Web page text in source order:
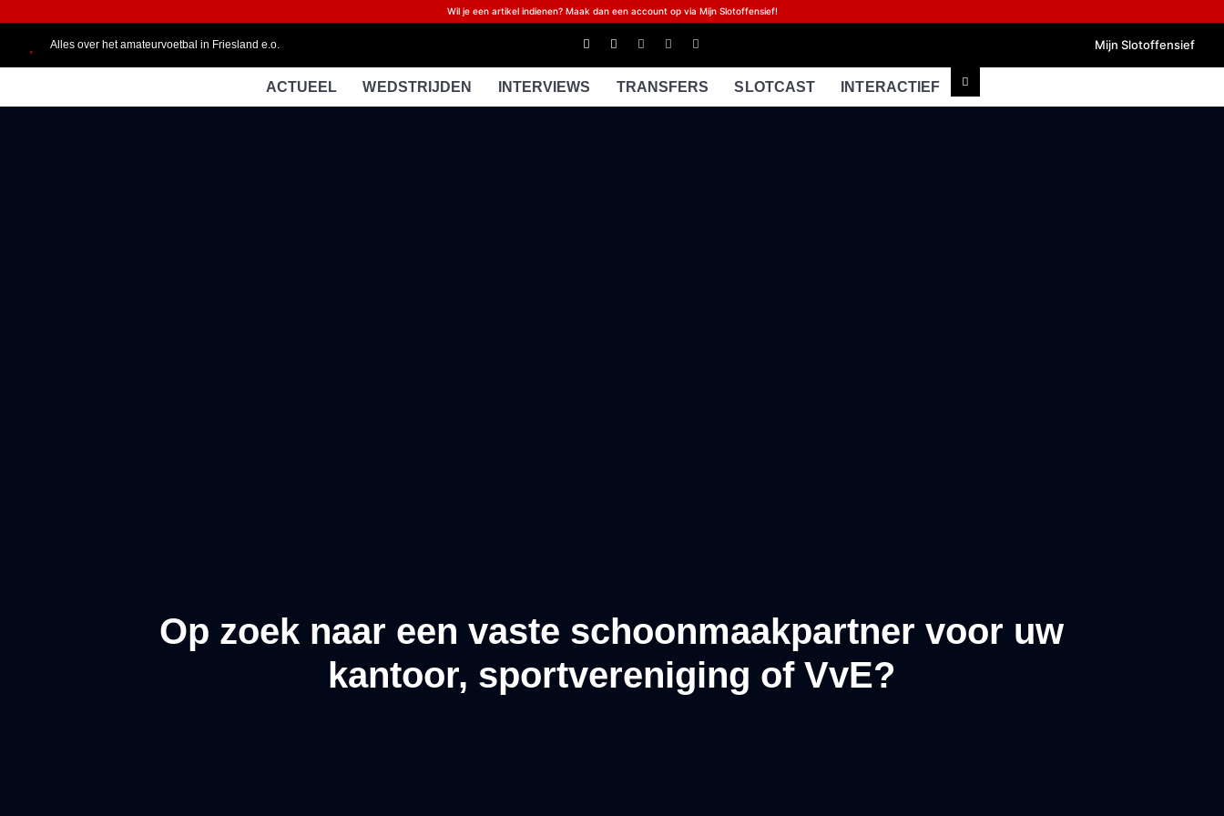
Wil je een artikel indienen? Maak dan een account op via Mijn Slotoffensief!
Mijn Slotoffensief
Alles over het amateurvoetbal in Friesland e.o.
ACTUEEL WEDSTRIJDEN INTERVIEWS TRANSFERS SLOTCAST INTERACTIEF
Op zoek naar een vaste schoonmaakpartner voor uw
kantoor, sportvereniging of VvE?